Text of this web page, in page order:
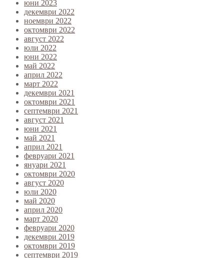
юни 2023
декември 2022
ноември 2022
октомври 2022
август 2022
юли 2022
юни 2022
май 2022
април 2022
март 2022
декември 2021
октомври 2021
септември 2021
август 2021
юни 2021
май 2021
април 2021
февруари 2021
януари 2021
октомври 2020
август 2020
юли 2020
май 2020
април 2020
март 2020
февруари 2020
декември 2019
октомври 2019
септември 2019